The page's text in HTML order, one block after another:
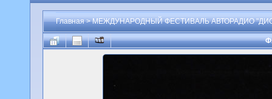
Главная>МЕЖДУНАРОДНЫЙ ФЕСТИВАЛЬ АВТОРАДИО